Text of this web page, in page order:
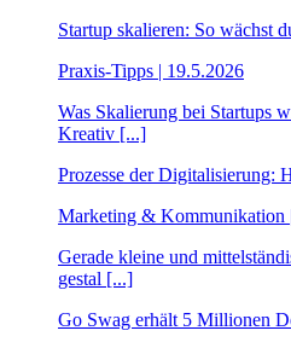
Startup skalieren: So wächst
Praxis-Tipps | 19.5.2026
Was Skalierung bei Startups
Kreativ [...]
Prozesse der Digitalisierung:
Marketing & Kommunikation
Gerade kleine und
gestal [...]
Go Swag erhält 5 Millionen